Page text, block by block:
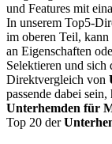
und Features mit
In unserem Top5-
im oberen Teil, kann
an Eigenschaften
Selektieren und sich
Direktvergleich von
passende dabei
Unterhemden für
Top 20 der